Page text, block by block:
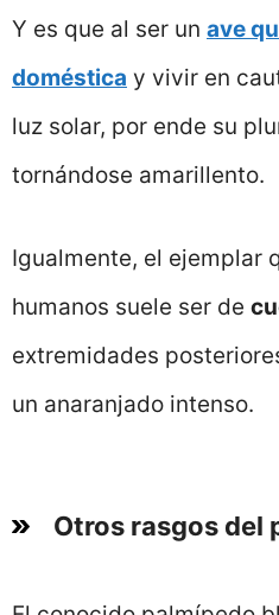
Y es que al ser un ave
doméstica y vivir en
luz solar, por ende su
tornándose amarillento.
Igualmente, el ejemplar
humanos suele ser de
extremidades
un anaranjado intenso.
Otros rasgos del